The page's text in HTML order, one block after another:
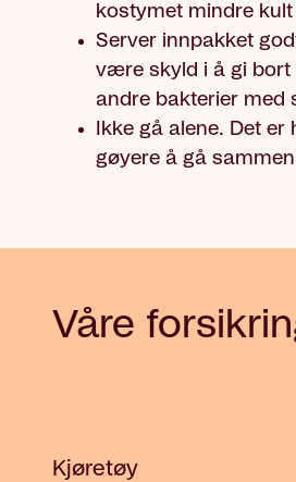
kostymet mindre
Server innpakket
være skyld i å gi bort
andre bakterier med
Ikke gå alene. Det er
gøyere å gå
Våre
Kjøretøy